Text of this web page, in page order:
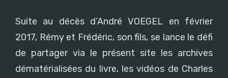
Suite au décès d’André VOEGEL en février
2017, Rémy et Frédéric, son fils, se lance le défi
de partager via le présent site les archives
dématérialisées du livre, les vidéos de Charles